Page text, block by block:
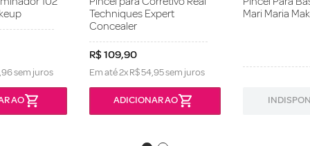
96sem juros
AO
Techniques Expert
Concealer
R$109,90
Em até2xR$54,95sem juros
ADICIONAR AO
Mari Maria